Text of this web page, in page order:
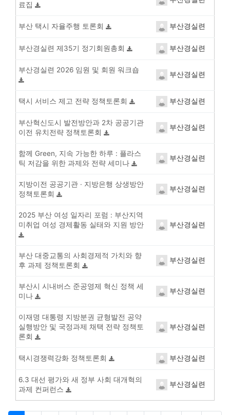
료집
부산 택시 자율주행 토론회 부산경실련
부산경실련 제35기 정기회원총회 부산경실련
부산경실련 2026 임원 및 회원 워크숍
부산경실련
택시 서비스 제고 전략 정책토론회 부산경실련
부산혁신도시 발전방안과 2차 공공기관
이전 유치전략 정책토론회
부산경실련
함께 Green, 지속 가능한 하루 : 플라스
틱 저감을 위한 과제와 전략 세미나
부산경실련
지방이전 공공기관 · 지방은행 상생방안
정책토론회
부산경실련
2025 부산 여성 일자리 포럼 : 부산지역
미취업 여성 경제활동 실태와 지원 방안
부산경실련
부산 대중교통의 사회경제적 가치와 향
후 과제 정책토론회
부산경실련
부산시 시내버스 준공영제 혁신 정책 세
미나
부산경실련
이재명 대통령 지방분권 균형발전 공약
실행방안 및 국정과제 채택 전략 정책토
론회
부산경실련
택시경쟁력강화 정책토론회 부산경실련
6.3 대선 평가와 새 정부 사회 대개혁의
과제 컨퍼런스
부산경실련